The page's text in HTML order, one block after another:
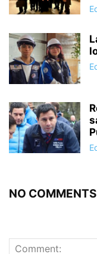
NO COMMENTS